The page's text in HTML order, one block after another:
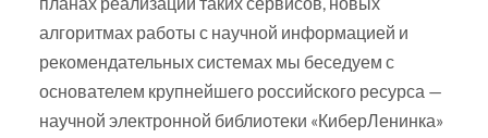
алгоритмах работы с научной информацией и
рекомендательных системах мы беседуем с
основателем крупнейшего российского ресурса —
научной электронной библиотеки «КиберЛенинка»